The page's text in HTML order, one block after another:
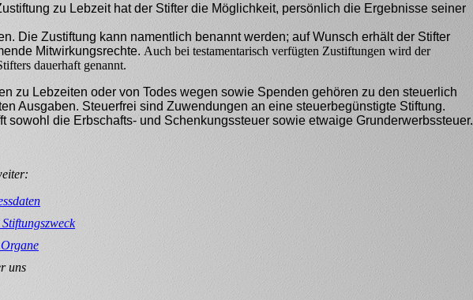
zu Lebzeit hat der Stifter die Möglichkeit, persönlich die Ergebnisse seiner
Die Zustiftung kann namentlich benannt werden; auf Wunsch erhält der Stifter
Mitwirkungsrechte. Auch bei testamentarisch verfügten Zustiftungen wird der
dauerhaft genannt.
zu Lebzeiten oder von Todes wegen sowie Spenden gehören zu den steuerlich
Ausgaben. Steuerfrei sind Zuwendungen an eine steuerbegünstigte Stiftung.
sowohl die Erbschafts- und Schenkungssteuer sowie etwaige Grunderwerbssteuer.
uns